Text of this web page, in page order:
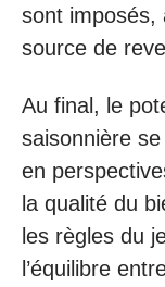
sont imposés,
source de
Au final, le
saisonnière
en
la qualité du
les règles du
l’équilibre